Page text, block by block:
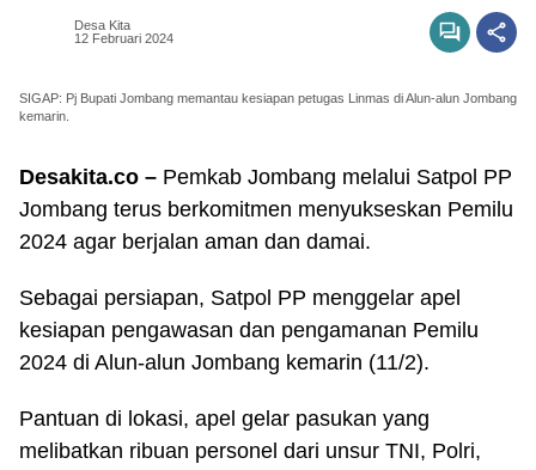
Desa Kita
12 Februari 2024
SIGAP: Pj Bupati Jombang memantau kesiapan petugas Linmas di Alun-alun Jombang
kemarin.
Desakita.co – Pemkab Jombang melalui Satpol PP
Jombang terus berkomitmen menyukseskan Pemilu
2024 agar berjalan aman dan damai.
Sebagai persiapan, Satpol PP menggelar apel
kesiapan pengawasan dan pengamanan Pemilu
2024 di Alun-alun Jombang kemarin (11/2).
Pantuan di lokasi, apel gelar pasukan yang
melibatkan ribuan personel dari unsur TNI, Polri,